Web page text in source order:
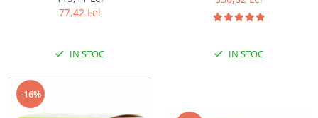
60 tbl
77,42 Lei
IN STOC IN STOC
-16%